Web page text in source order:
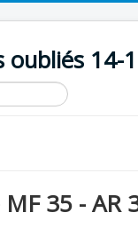
oubliés 14-
35 - AR